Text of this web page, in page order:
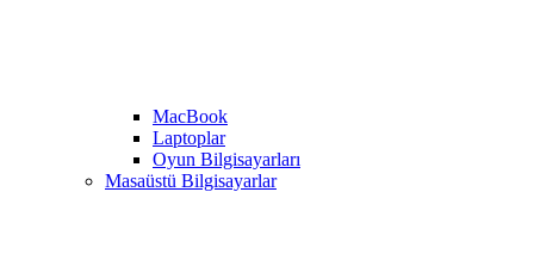
MacBook
Laptoplar
Oyun Bilgisayarları
Masaüstü Bilgisayarlar